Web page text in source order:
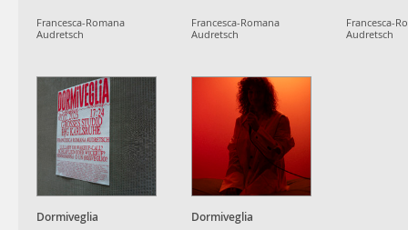
Francesca-Romana
Audretsch
Francesca-Romana
Audretsch
Francesca-
Audretsch
Dormiveglia Dormiveglia